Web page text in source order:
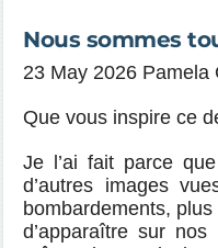
Nous sommes
23 May 2026 Pamela
Que vous inspire ce
Je l’ai fait parce
d’autres images
bombardements,
d’apparaître sur